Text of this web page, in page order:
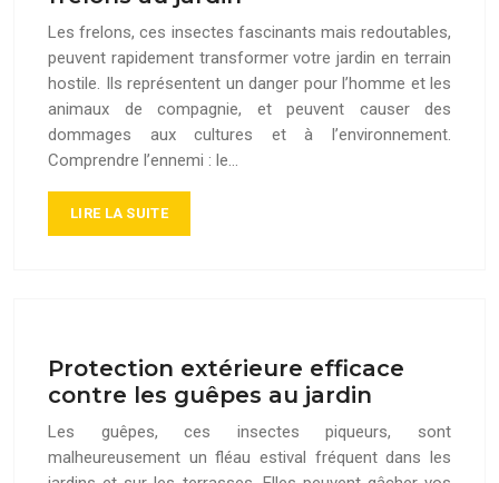
Les frelons, ces insectes fascinants mais redoutables,
peuvent rapidement transformer votre jardin en terrain
hostile. Ils représentent un danger pour l’homme et les
animaux de compagnie, et peuvent causer des
dommages aux cultures et à l’environnement.
Comprendre l’ennemi : le…
LIRE LA SUITE
Protection extérieure efficace
contre les guêpes au jardin
Les guêpes, ces insectes piqueurs, sont
malheureusement un fléau estival fréquent dans les